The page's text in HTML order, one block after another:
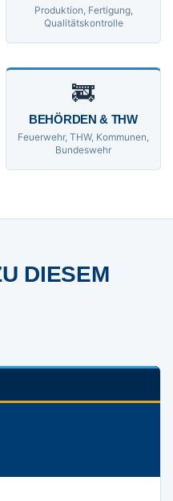
Produktion, Fertigung,
Qualitätskontrolle
🚒
BEHÖRDEN & THW
Feuerwehr, THW, Kommunen,
Bundeswehr
DIESEM